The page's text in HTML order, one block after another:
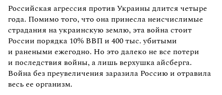
Российская агрессия против Украины длится четыре
года. Помимо того, что она принесла неисчислимые
страдания на украинскую землю, эта война стоит
России порядка 10% ВВП и 400 тыс. убитыми
и ранеными ежегодно. Но это далеко не все потери
и последствия войны, а лишь верхушка айсберга.
Война без преувеличения заразила Россию и отравила
весь ее организм.